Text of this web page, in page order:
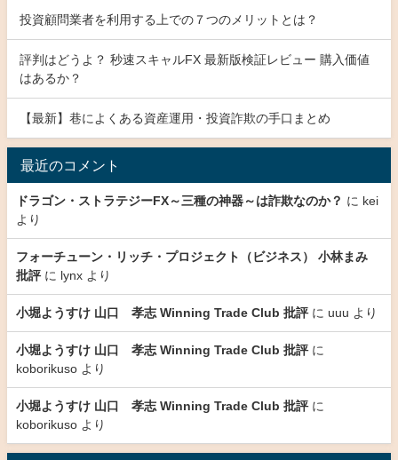
投資顧問業者を利用する上での７つのメリットとは？
評判はどうよ？ 秒速スキャルFX 最新版検証レビュー 購入価値
はあるか？
【最新】巷によくある資産運用・投資詐欺の手口まとめ
最近のコメント
ドラゴン・ストラテジーFX～三種の神器～は詐欺なのか？ に kei
より
フォーチューン・リッチ・プロジェクト（ビジネス） 小林まみ
批評に lynx より
小堀ようすけ 山口 孝志 Winning Trade Club 批評に uuu より
小堀ようすけ 山口 孝志 Winning Trade Club 批評に
koborikuso より
小堀ようすけ 山口 孝志 Winning Trade Club 批評に
koborikuso より